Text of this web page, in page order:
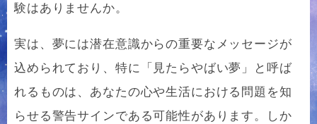
験はありませんか。
実は、夢には潜在意識からの重要なメッセージが
込められており、特に「見たらやばい夢」と呼ば
れるものは、あなたの心や生活における問題を知
らせる警告サインである可能性があります。しか